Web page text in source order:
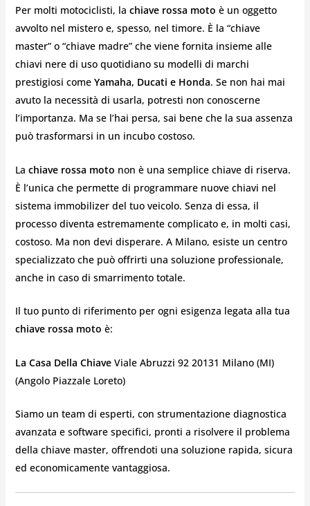
Per molti motociclisti, la chiave rossa moto è un oggetto
avvolto nel mistero e, spesso, nel timore. È la “chiave
master” o “chiave madre” che viene fornita insieme alle
chiavi nere di uso quotidiano su modelli di marchi
prestigiosi come Yamaha, Ducati e Honda. Se non hai mai
avuto la necessità di usarla, potresti non conoscerne
l’importanza. Ma se l’hai persa, sai bene che la sua assenza
può trasformarsi in un incubo costoso.
La chiave rossa moto non è una semplice chiave di riserva.
È l’unica che permette di programmare nuove chiavi nel
sistema immobilizer del tuo veicolo. Senza di essa, il
processo diventa estremamente complicato e, in molti casi,
costoso. Ma non devi disperare. A Milano, esiste un centro
specializzato che può offrirti una soluzione professionale,
anche in caso di smarrimento totale.
Il tuo punto di riferimento per ogni esigenza legata alla tua
chiave rossa moto è:
La Casa Della ChiaveViale Abruzzi 92 20131 Milano (MI)
(Angolo Piazzale Loreto)
Siamo un team di esperti, con strumentazione diagnostica
avanzata e software specifici, pronti a risolvere il problema
della chiave master, offrendoti una soluzione rapida, sicura
ed economicamente vantaggiosa.